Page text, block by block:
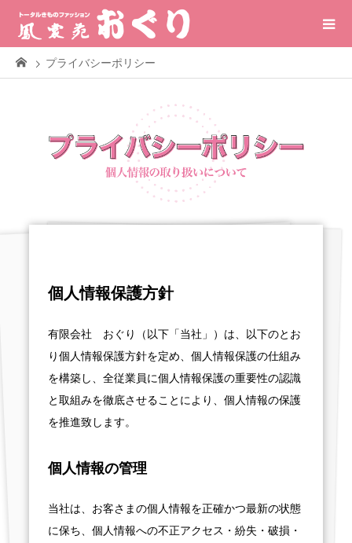
プライバシーポリシー
個人情報保護方針
有限会社 おぐり（以下「当社」）は、以下のとお
り個人情報保護方針を定め、個人情報保護の仕組み
を構築し、全従業員に個人情報保護の重要性の認識
と取組みを徹底させることにより、個人情報の保護
を推進致します。
個人情報の管理
当社は、お客さまの個人情報を正確かつ最新の状態
に保ち、個人情報への不正アクセス・紛失・破損・